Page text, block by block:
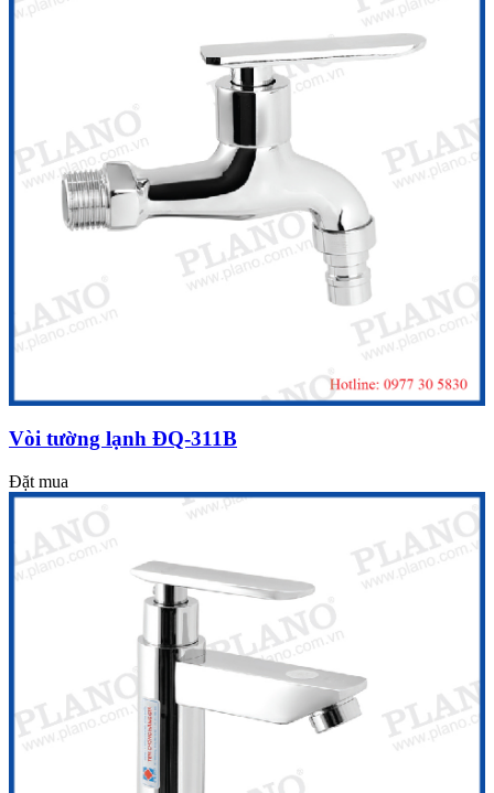
Vòi tường lạnh ĐQ-311B
Đặt mua